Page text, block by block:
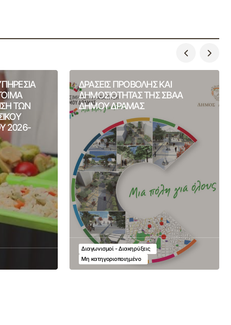
ΤΩΝ
2026-
ΔΡΑΣΕΙΣ ΠΡΟΒΟΛΗΣ ΚΑΙ
ΔΗΜΟΣΙΟΤΗΤΑΣ ΤΗΣ ΣΒΑΑ
ΔΗΜΟΥ ΔΡΑΜΑΣ
Διαγωνισμοί - Διακηρύξεις
Μη κατηγοριοποιημένο